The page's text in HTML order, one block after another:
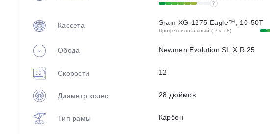
?
Кассета Sram XG-1275 Eagle™, 10-50T
Профессиональный ( 7 из 8)
Обода Newmen Evolution SL X.R.25
Скорости 12
Диаметр колес 28 дюймов
Тип рамы Карбон